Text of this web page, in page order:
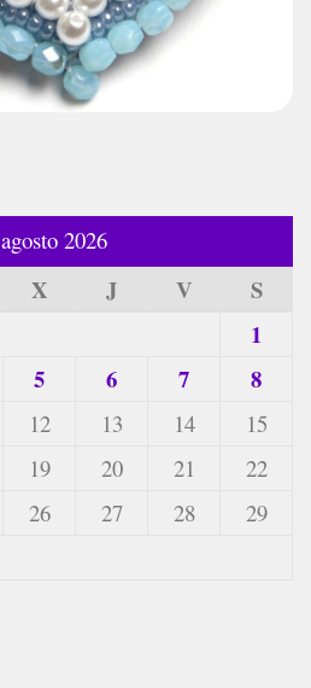
agosto 2026
X J V
S
1
5 6 7 8
12 13 14
15
19 20 21
22
26 27 28
29